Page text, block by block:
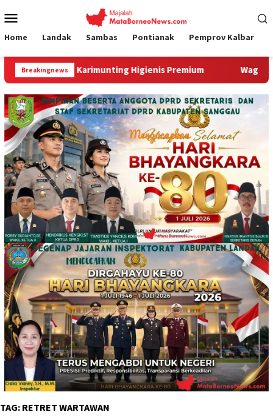
ke
Mobile
Home Landak Sambas Pontianak Pemprov Kalbar
BreakingnewsHigienis Premium Wagub Krisantus
TAG: RETRET WARTAWAN